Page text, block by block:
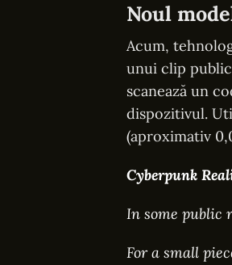
Noul
Acum,
unui clip
scanează un
dispozitivul.
(aproximativ
Cyberpunk
In some public
For a small